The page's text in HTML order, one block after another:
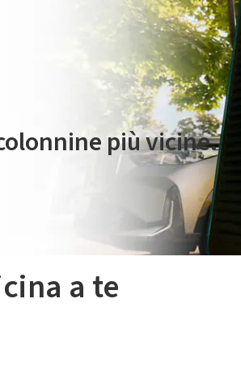
è gestito da Plenitude On The Road
più vicine.
a te